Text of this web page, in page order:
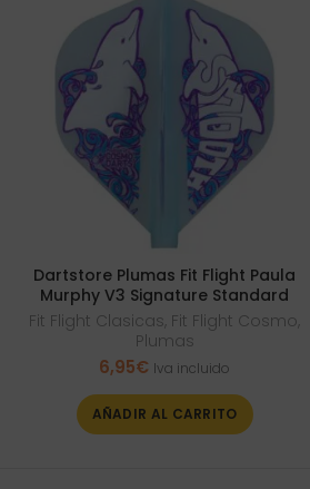
Dartstore Plumas Fit Flight Paula
Murphy V3 Signature Standard
Fit Flight Clasicas, Fit Flight Cosmo,
Plumas
6,95€ Iva incluido
AÑADIR AL CARRITO